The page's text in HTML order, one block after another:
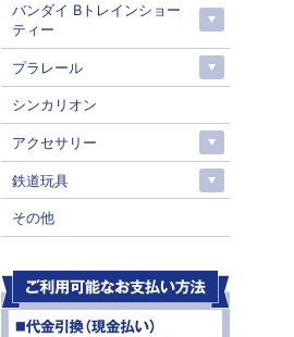
バンダイ Bトレインショー
ティー
プラレール
シンカリオン
アクセサリー
鉄道玩具
その他